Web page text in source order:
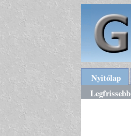
Nyitólap
Legfrissebb